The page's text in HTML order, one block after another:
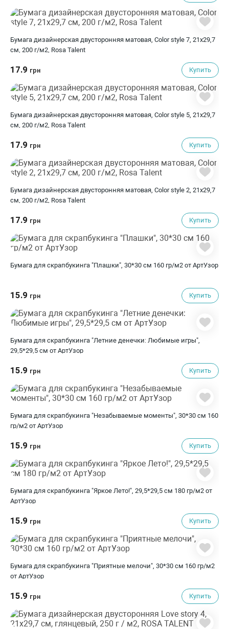
Бумага дизайнерская двусторонняя матовая, Color style 7, 21х29,7
см, 200 г/м2, Rosa Talent
17.9 грн Купить
Бумага дизайнерская двусторонняя матовая, Color style 5, 21х29,7
см, 200 г/м2, Rosa Talent
17.9 грн Купить
Бумага дизайнерская двусторонняя матовая, Color style 2, 21х29,7
см, 200 г/м2, Rosa Talent
17.9 грн Купить
Бумага для скрапбукинга "Плашки", 30*30 см 160 гр/м2 от АртУзор
15.9 грн Купить
Бумага для скрапбукинга "Летние денечки: Любимые игры",
29,5*29,5 см от АртУзор
15.9 грн Купить
Бумага для скрапбукинга "Незабываемые моменты", 30*30 см 160
гр/м2 от АртУзор
15.9 грн Купить
Бумага для скрапбукинга "Яркое Лето!", 29,5*29,5 см 180 гр/м2 от
АртУзор
15.9 грн Купить
Бумага для скрапбукинга "Приятные мелочи", 30*30 см 160 гр/м2
от АртУзор
15.9 грн Купить